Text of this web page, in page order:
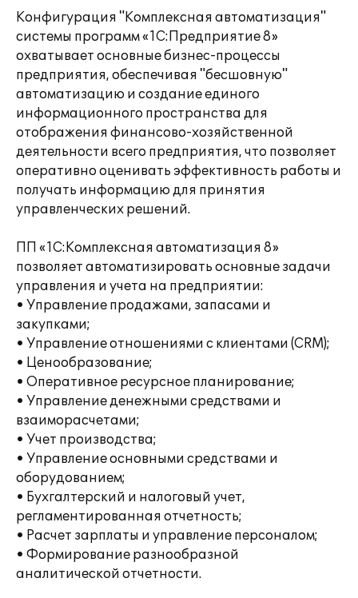
Конфигурация "Комплексная автоматизация"
системы программ «1С:Предприятие 8»
охватывает основные бизнес-процессы
предприятия, обеспечивая "бесшовную"
автоматизацию и создание единого
информационного пространства для
отображения финансово-хозяйственной
деятельности всего предприятия, что позволяет
оперативно оценивать эффективность работы и
получать информацию для принятия
управленческих решений.
ПП «1С:Комплексная автоматизация 8»
позволяет автоматизировать основные задачи
управления и учета на предприятии:
• Управление продажами, запасами и
закупками;
• Управление отношениями с клиентами (CRM);
• Ценообразование;
• Оперативное ресурсное планирование;
• Управление денежными средствами и
взаиморасчетами;
• Учет производства;
• Управление основными средствами и
оборудованием;
• Бухгалтерский и налоговый учет,
регламентированная отчетность;
• Расчет зарплаты и управление персоналом;
• Формирование разнообразной
аналитической отчетности.